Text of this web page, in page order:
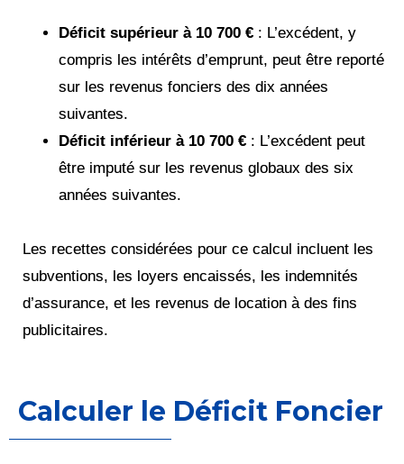
Déficit supérieur à 10 700 € : L’excédent, y
compris les intérêts d’emprunt, peut être reporté
sur les revenus fonciers des dix années
suivantes.
Déficit inférieur à 10 700 € : L’excédent peut
être imputé sur les revenus globaux des six
années suivantes.
Les recettes considérées pour ce calcul incluent les
subventions, les loyers encaissés, les indemnités
d’assurance, et les revenus de location à des fins
publicitaires.
Calculer le Déficit Foncier